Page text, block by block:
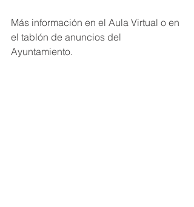
Más información en el Aula Virtual o en
el tablón de anuncios del
Ayuntamiento.